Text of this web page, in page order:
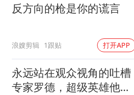
反方向的枪是你的谎言
浪嫂剪辑 1跟贴 打开APP
永远站在观众视角的吐槽
专家罗德，超级英雄他都